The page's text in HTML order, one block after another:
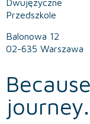
Dwujęzyczne
Przedszkole
Balonowa 12
02-635 Warszawa
journey.